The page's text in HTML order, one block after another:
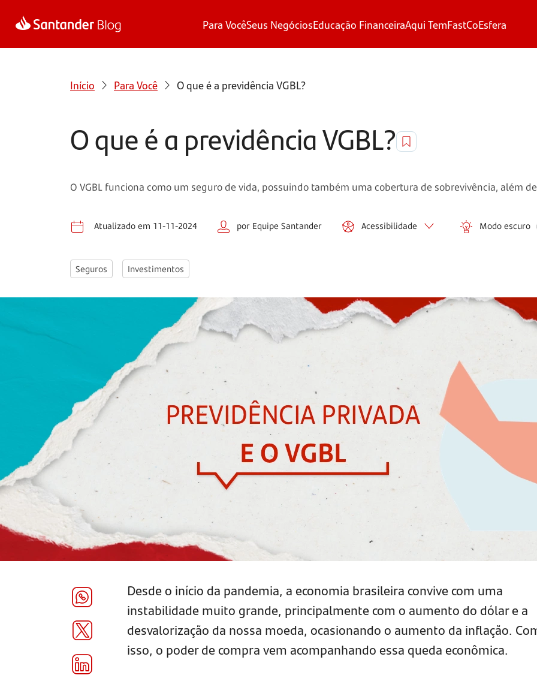
Para VocêSeus NegóciosEducação FinanceiraAqui TemFastCoEsfera
Início Para Você O que é a previdência VGBL?
O que é a previdência VGBL?
O VGBL funciona como um seguro de vida, possuindo também uma cobertura de sobrevivência, além
Atualizado em 11-11-2024 por Equipe Santander Acessibilidade Modo escuro
Seguros Investimentos
Desde o início da pandemia, a economia brasileira convive com uma
instabilidade muito grande, principalmente com o aumento do dólar e a
desvalorização da nossa moeda, ocasionando o aumento da inflação.
isso, o poder de compra vem acompanhando essa queda econômica.